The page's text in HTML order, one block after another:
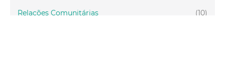
(10)
Relações Comunitárias